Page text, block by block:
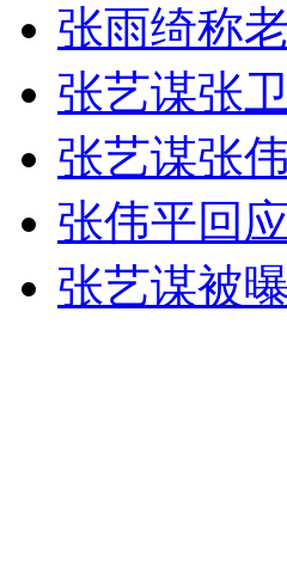
山西运城恶犬咬伤多人 警
女孩北京地铁殴打老人 痛
无痛分娩是否安全 医生回应
张雨绮称
张艺谋张
张艺谋张
张伟平回
张艺谋被